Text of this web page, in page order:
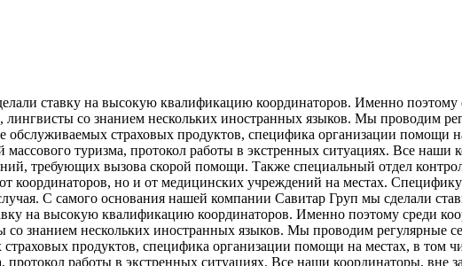
ставку на высокую квалификацию координаторов. Именно
со знанием нескольких иностранных языков. Мы проводим
страховых продуктов, специфика организации помощи
туризма, протокол работы в экстренных ситуациях. Все наши
требующих вызова скорой помощи. Также специальный отдел
координаторов, но и от медицинских учреждений на местах.
С самого основания нашей компании Савитар Груп мы сделали
на высокую квалификацию координаторов. Именно поэтому среди
знанием нескольких иностранных языков. Мы проводим регулярные
продуктов, специфика организации помощи на местах, в том
работы в экстренных ситуациях. Все наши координаторы, вне